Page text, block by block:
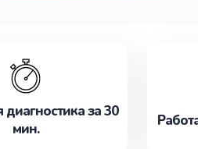
диагностика за 30
мин.